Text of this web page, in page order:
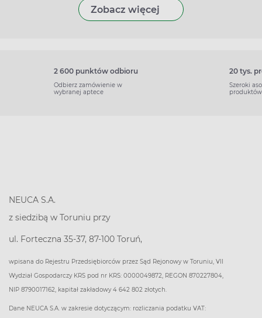
Zobacz więcej
2 600 punktów odbioru
Odbierz zamówienie w
wybranej aptece
20 tys.
Szeroki
produktów
NEUCA S.A.
z siedzibą w Toruniu przy
ul. Forteczna 35-37, 87-100 Toruń,
wpisana do Rejestru Przedsiębiorców przez Sąd Rejonowy w Toruniu, VII
Wydział Gospodarczy KRS pod nr KRS: 0000049872, REGON 870227804,
NIP 8790017162, kapitał zakładowy 4 642 802 złotych.
Dane NEUCA S.A. w zakresie dotyczącym: rozliczania podatku VAT: